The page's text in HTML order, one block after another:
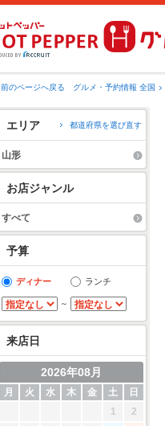
前のページへ戻る グルメ・予約情報 全国
エリア 都道府県を選び直す
山形
お店ジャンル
すべて
予算
ディナー ランチ
～
来店日
2026年08月
月 火 水 木 金 土
日
1
2